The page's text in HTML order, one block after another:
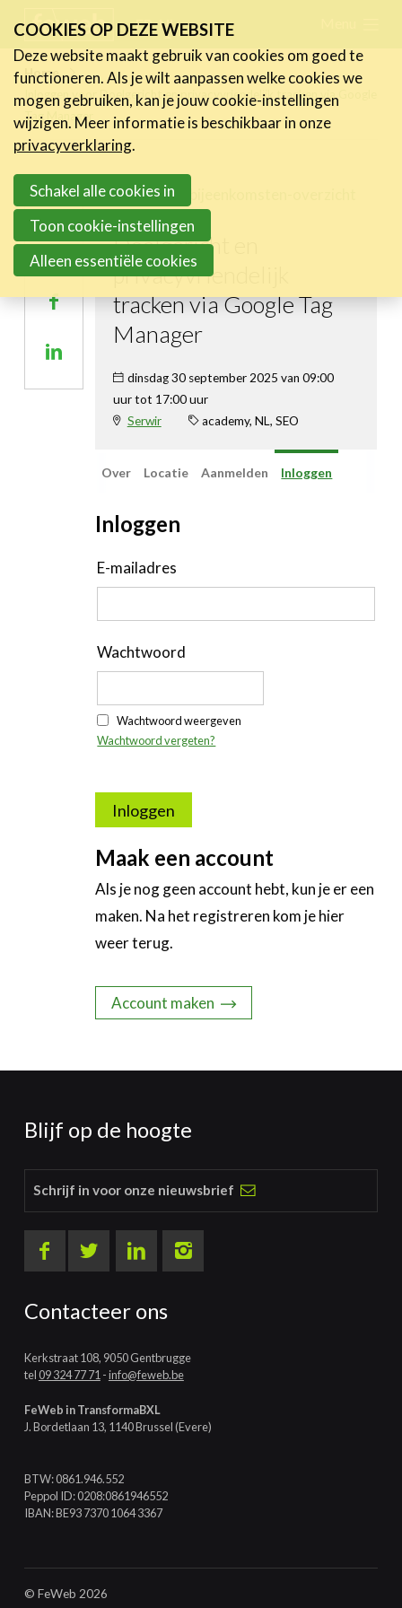
links
Jump
to
navigation
to
main
content
FR NL
Home
Inloggen voor Doelgericht en privacyvriendelijk tracken via Google
Tag Manager
Delen
Deel
op
Twitter
Deel
Facebook
Deel
Terug naar bijeenkomsten-overzicht
Doelgericht en
privacyvriendelijk
tracken via Google Tag
Manager
dinsdag 30 september 2025 van 09:00
uur tot 17:00 uur
Serwir
academy, NL, SEO
Over Locatie Aanmelden Inloggen
Inloggen
E-mailadres
Wachtwoord
Wachtwoord weergeven
Wachtwoord vergeten?
Inloggen
Maak een account
Als je nog geen account hebt, kun je er een
maken. Na het registreren kom je hier
weer terug.
Account maken
Blijf op de hoogte
Schrijf in voor onze nieuwsbrief
Contacteer ons
Kerkstraat 108, 9050 Gentbrugge
tel09 324 77 71-info@feweb.be
FeWeb in TransformaBXL
J. Bordetlaan 13, 1140 Brussel (Evere)
BTW: 0861.946.552
Peppol ID: 0208:0861946552
IBAN: BE93 7370 1064 3367
© FeWeb 2026
Nieuws
Activiteiten
Expertise
Toolbox
Bedrijvenzoeker
Lid worden
COOKIES OP DEZE WEBSITE
Deze website maakt gebruik van cookies om goed te
functioneren. Als je wilt aanpassen welke cookies we
mogen gebruiken, kan je jouw cookie-instellingen
wijzigen. Meer informatie is beschikbaar in onze
privacyverklaring.
Schakel alle cookies in
Toon cookie-instellingen
Alleen essentiële cookies